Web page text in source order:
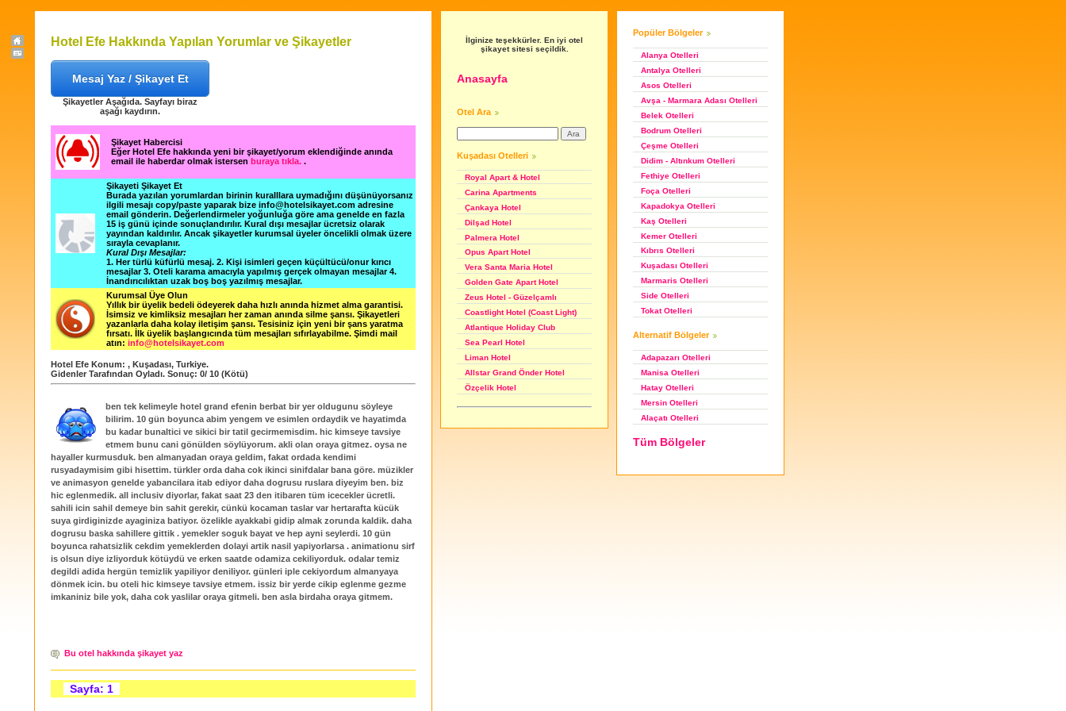
Hotel Efe Hakkında Yapılan Yorumlar ve Şikayetler
Mesaj Yaz / Şikayet Et
Şikayetler Aşağıda. Sayfayı biraz
aşağı kaydırın.
Şikayet Habercisi
Eğer Hotel Efe hakkında yeni bir şikayet/yorum eklendiğinde anında
email ile haberdar olmak istersen buraya tıkla. .
Şikayeti Şikayet Et
Burada yazılan yorumlardan birinin kuralllara uymadığını düşünüyorsanız
ilgili mesajı copy/paste yaparak bize info@hotelsikayet.com adresine
email gönderin. Değerlendirmeler yoğunluğa göre ama genelde en fazla
15 iş günü içinde sonuçlandırılır. Kural dışı mesajlar ücretsiz olarak
yayından kaldırılır. Ancak şikayetler kurumsal üyeler öncelikli olmak üzere
sırayla cevaplanır.
Kural Dışı Mesajlar:
1. Her türlü küfürlü mesaj. 2. Kişi isimleri geçen küçültücü/onur kırıcı
mesajlar 3. Oteli karama amacıyla yapılmış gerçek olmayan mesajlar 4.
İnandırıcılıktan uzak boş boş yazılmış mesajlar.
Kurumsal Üye Olun
Yıllık bir üyelik bedeli ödeyerek daha hızlı anında hizmet alma garantisi.
İsimsiz ve kimliksiz mesajları her zaman anında silme şansı. Şikayetleri
yazanlarla daha kolay iletişim şansı. Tesisiniz için yeni bir şans yaratma
fırsatı. İlk üyelik başlangıcında tüm mesajları sıfırlayabilme. Şimdi mail
atın: info@hotelsikayet.com
Hotel Efe Konum: , Kuşadası, Turkiye.
Gidenler Tarafından Oyladı. Sonuç: 0/ 10 (Kötü)
ben tek kelimeyle hotel grand efenin berbat bir yer oldugunu söyleye
bilirim. 10 gün boyunca abim yengem ve esimlen ordaydik ve hayatimda
bu kadar bunaltici ve sikici bir tatil gecirmemisdim. hic kimseye tavsiye
etmem bunu cani gönülden söylüyorum. akli olan oraya gitmez. oysa ne
hayaller kurmusduk. ben almanyadan oraya geldim, fakat ordada kendimi
rusyadaymisim gibi hisettim. türkler orda daha cok ikinci sinifdalar bana göre. müzikler
ve animasyon genelde yabancilara itab ediyor daha dogrusu ruslara diyeyim ben. biz
hic eglenmedik. all inclusiv diyorlar, fakat saat 23 den itibaren tüm icecekler ücretli.
sahili icin sahil demeye bin sahit gerekir, cünkü kocaman taslar var hertarafta kücük
suya girdiginizde ayaginiza batiyor. özelikle ayakkabi gidip almak zorunda kaldik. daha
dogrusu baska sahillere gittik . yemekler soguk bayat ve hep ayni seylerdi. 10 gün
boyunca rahatsizlik cekdim yemeklerden dolayi artik nasil yapiyorlarsa . animationu sirf
is olsun diye izliyorduk kötüydü ve erken saatde odamiza cekiliyorduk. odalar temiz
degildi adida hergün temizlik yapiliyor deniliyor. günleri iple cekiyordum almanyaya
dönmek icin. bu oteli hic kimseye tavsiye etmem. issiz bir yerde cikip eglenme gezme
imkaniniz bile yok, daha cok yaslilar oraya gitmeli. ben asla birdaha oraya gitmem.
Bu otel hakkında şikayet yaz
Sayfa: 1
İlginize teşekkürler. En iyi otel
şikayet sitesi seçildik.
Anasayfa
Otel Ara
Kuşadası Otelleri
Royal Apart & Hotel
Carina Apartments
Çankaya Hotel
Dilşad Hotel
Palmera Hotel
Opus Apart Hotel
Vera Santa Maria Hotel
Golden Gate Apart Hotel
Zeus Hotel - Güzelçamlı
Coastlight Hotel (Coast Light)
Atlantique Holiday Club
Sea Pearl Hotel
Liman Hotel
Allstar Grand Önder Hotel
Özçelik Hotel
Popüler Bölgeler
Alanya Otelleri
Antalya Otelleri
Asos Otelleri
Avşa - Marmara Adası Otelleri
Belek Otelleri
Bodrum Otelleri
Çeşme Otelleri
Didim - Altınkum Otelleri
Fethiye Otelleri
Foça Otelleri
Kapadokya Otelleri
Kaş Otelleri
Kemer Otelleri
Kıbrıs Otelleri
Kuşadası Otelleri
Marmaris Otelleri
Side Otelleri
Tokat Otelleri
Alternatif Bölgeler
Adapazarı Otelleri
Manisa Otelleri
Hatay Otelleri
Mersin Otelleri
Alaçatı Otelleri
Tüm Bölgeler